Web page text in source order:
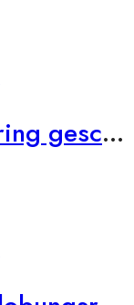
585er Gelbgold Spannring geschwungen mit Diamant 0,10 ct.